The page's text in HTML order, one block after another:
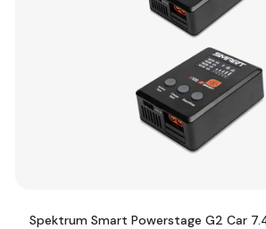
Spektrum Smart Powerstage G2 Car